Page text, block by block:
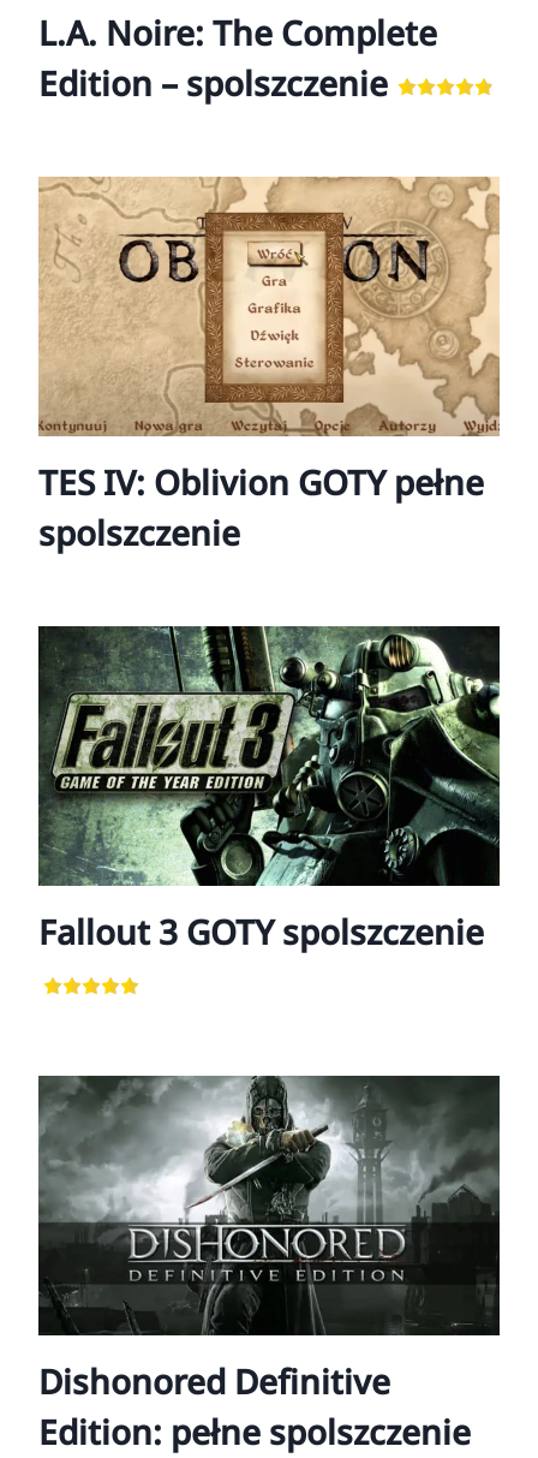
L.A. Noire: The Complete
Edition – spolszczenie
TES IV: Oblivion GOTY pełne
spolszczenie
Fallout 3 GOTY spolszczenie
Dishonored Definitive
Edition: pełne spolszczenie